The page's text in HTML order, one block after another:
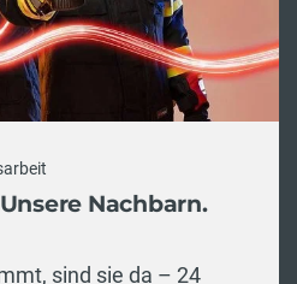
Nachbarn.
sind sie da – 24